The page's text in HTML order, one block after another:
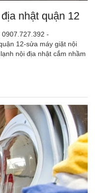
nhật quận 12
-
12-sửa máy giặt nội
nội địa nhật cắm nhầm